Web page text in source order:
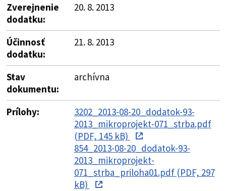
Zverejnenie
dodatku:
20. 8. 2013
Účinnosť
dodatku:
21. 8. 2013
Stav
dokumentu:
archívna
Prílohy:
3202_2013-08-20_dodatok-93-
2013_mikroprojekt-071_strba.pdf
(PDF, 145 kB)
854_2013-08-20_dodatok-93-
2013_mikroprojekt-
071_strba_priloha01.pdf (PDF, 297
kB)